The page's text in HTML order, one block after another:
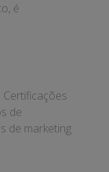
é
de
de marketing